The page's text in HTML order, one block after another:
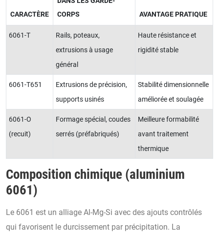
CARACTÈRE
CORPS
AVANTAGE PRATIQUE
6061-T
Rails, poteaux,
extrusions à usage
général
Haute résistance et
rigidité stable
6061-T651
Extrusions de précision,
supports usinés
Stabilité dimensionnelle
améliorée et soulagée
6061-O
(recuit)
Formage spécial, coudes
serrés (préfabriqués)
Meilleure formabilité
avant traitement
thermique
Composition chimique (aluminium
6061)
Le 6061 est un alliage Al-Mg-Si avec des ajouts contrôlés
qui favorisent le durcissement par précipitation. La